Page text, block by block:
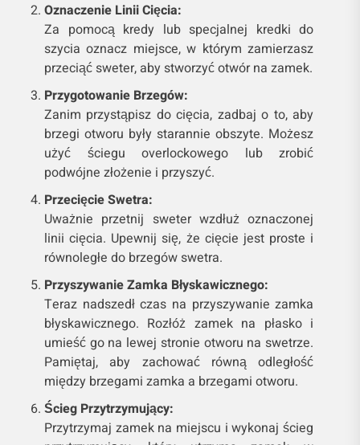
Oznaczenie Linii Cięcia:
Za pomocą kredy lub specjalnej kredki do
szycia oznacz miejsce, w którym zamierzasz
przeciąć sweter, aby stworzyć otwór na zamek.
Przygotowanie Brzegów:
Zanim przystąpisz do cięcia, zadbaj o to, aby
brzegi otworu były starannie obszyte. Możesz
użyć ściegu overlockowego lub zrobić
podwójne złożenie i przyszyć.
Przecięcie Swetra:
Uważnie przetnij sweter wzdłuż oznaczonej
linii cięcia. Upewnij się, że cięcie jest proste i
równoległe do brzegów swetra.
Przyszywanie Zamka Błyskawicznego:
Teraz nadszedł czas na przyszywanie zamka
błyskawicznego. Rozłóż zamek na płasko i
umieść go na lewej stronie otworu na swetrze.
Pamiętaj, aby zachować równą odległość
między brzegami zamka a brzegami otworu.
Ścieg Przytrzymujący:
Przytrzymaj zamek na miejscu i wykonaj ścieg